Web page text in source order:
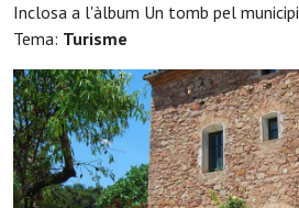
Inclosa a l'àlbum Un tomb pel
Tema: Turisme